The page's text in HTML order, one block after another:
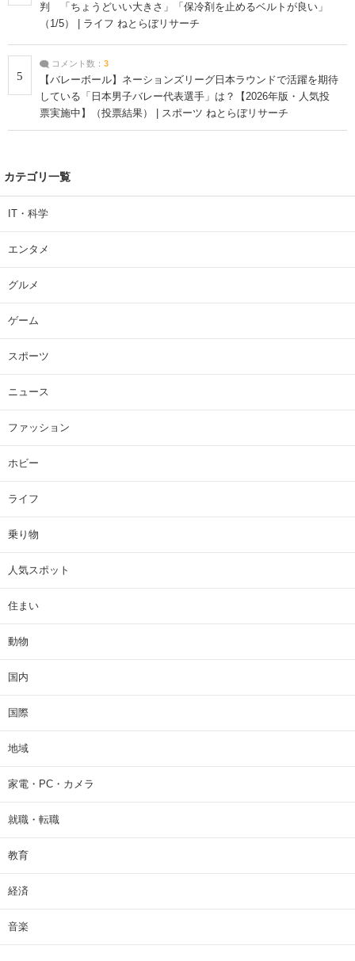
判 「ちょうどいい大きさ」「保冷剤を止めるベルトが良い」
（1/5） | ライフ ねとらぼリサーチ
5
コメント数： 3
【バレーボール】ネーションズリーグ日本ラウンドで活躍を期待
している「日本男子バレー代表選手」は？【2026年版・人気投
票実施中】（投票結果） | スポーツ ねとらぼリサーチ
カテゴリ一覧
IT・科学
エンタメ
グルメ
ゲーム
スポーツ
ニュース
ファッション
ホビー
ライフ
乗り物
人気スポット
住まい
動物
国内
国際
地域
家電・PC・カメラ
就職・転職
教育
経済
音楽